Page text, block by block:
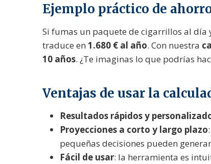
Ejemplo práctico de
Si fumas un paquete de cigarrillos al día
traduce en 1.680 € al año. Con nuestra
10 años. ¿Te imaginas lo que podrías
Ventajas de usar la
Resultados rápidos y
Proyecciones a corto y largo plazo
pequeñas decisiones pueden
Fácil de usar: la herramienta es